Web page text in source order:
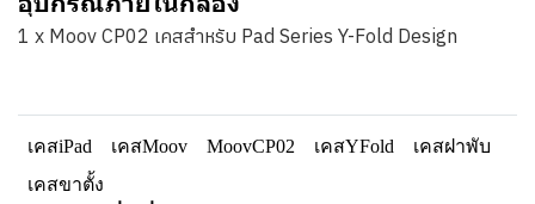
1 x Moov CP02 เคสสำหรับ Pad Series Y-Fold Design
เคสiPad เคสMoov MoovCP02 เคสYFold
เคสฝาพับ
เคสขาตั้ง